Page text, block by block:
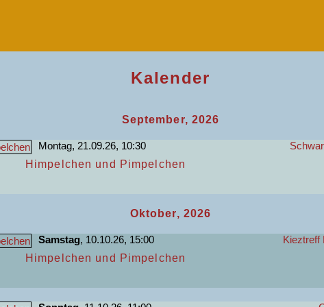
Kalender
September, 2026
Montag, 21.09.26, 10:30
Himpelchen und Pimpelchen
Oktober, 2026
Samstag, 10.10.26, 15:00
Kieztreff
Himpelchen und Pimpelchen